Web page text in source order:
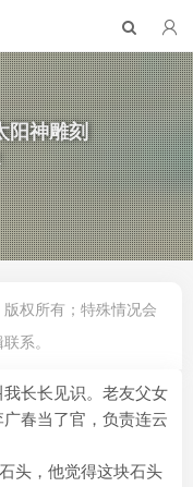
阳神雕刻
权所有；特殊情况会
系。
长长见识。老友父女
春当了官，负责连云
头，他觉得这块石头